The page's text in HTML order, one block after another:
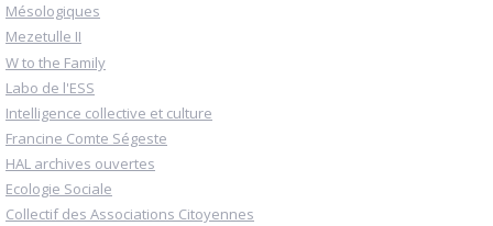
Mésologiques
Mezetulle II
W to the Family
Labo de l'ESS
Intelligence collective et culture
Francine Comte Ségeste
HAL archives ouvertes
Ecologie Sociale
Collectif des Associations Citoyennes